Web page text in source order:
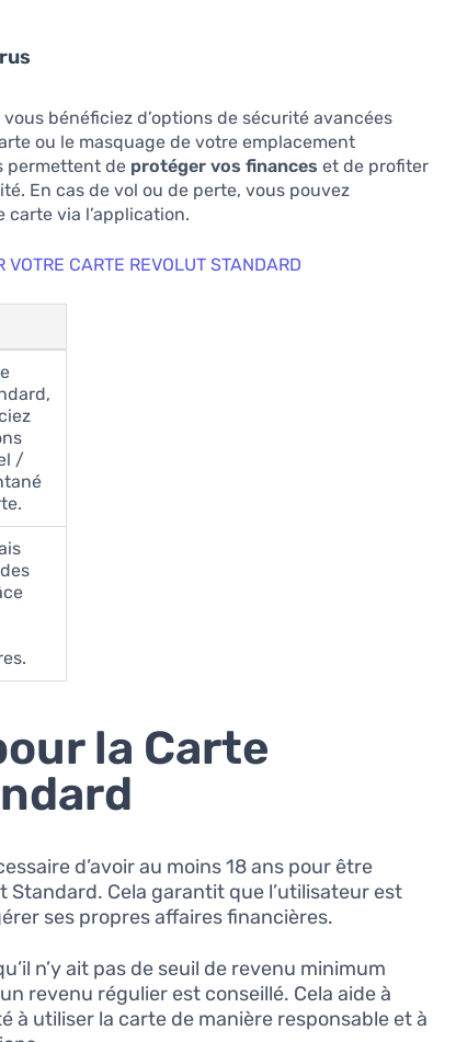
bénéficiez d’options de sécurité avancées
ou le masquage de votre emplacement
permettent de protéger vos finances et de profiter
En cas de vol ou de perte, vous pouvez
via l’application.
CARTE REVOLUT STANDARD
/
la Carte
d’avoir au moins 18 ans pour être
Standard. Cela garantit que l’utilisateur est
ses propres affaires financières.
n’y ait pas de seuil de revenu minimum
revenu régulier est conseillé. Cela aide à
à utiliser la carte de manière responsable et à